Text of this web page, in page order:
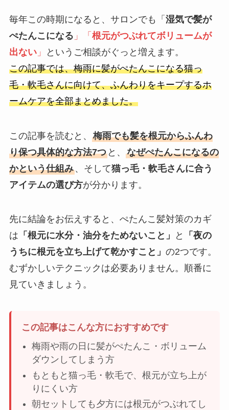
毎年この時期になると、サロンでも「 湿気で髪が
ぺたんこになる 」「 根元がつぶれてボリュームが
出ない」
というご相談がぐっと増えます。
この記事では、梅雨に髪がぺたんこになる猫っ
毛・軟毛さんに向けて、ふんわりをキープするホ
ームケアを全部まとめました。
この記事を読むと、 梅雨でも髪を根元からふんわ
り保つ具体的な方法7つと、 なぜぺたんこになるの
かという仕組み、そして猫っ毛・軟毛さんに合う
アイテムの選び方が分かります。
先に結論をお伝えすると、ぺたんこ髪対策のカギ
は 「根元に水分・油分をためないこと」 と
「夜の
うちに根元を立ち上げて乾かすこと」 の2つです。
むずかしいテクニックは必要ありません。順番に
見ていきましょう。
この記事はこんな方におすすめです
梅雨や雨の日に髪がぺたんこ・ボリューム
ダウンしてしまう方
もともと猫っ毛・軟毛で、根元が立ち上が
りにくい方
朝セットしても夕方には根元がつぶれてし